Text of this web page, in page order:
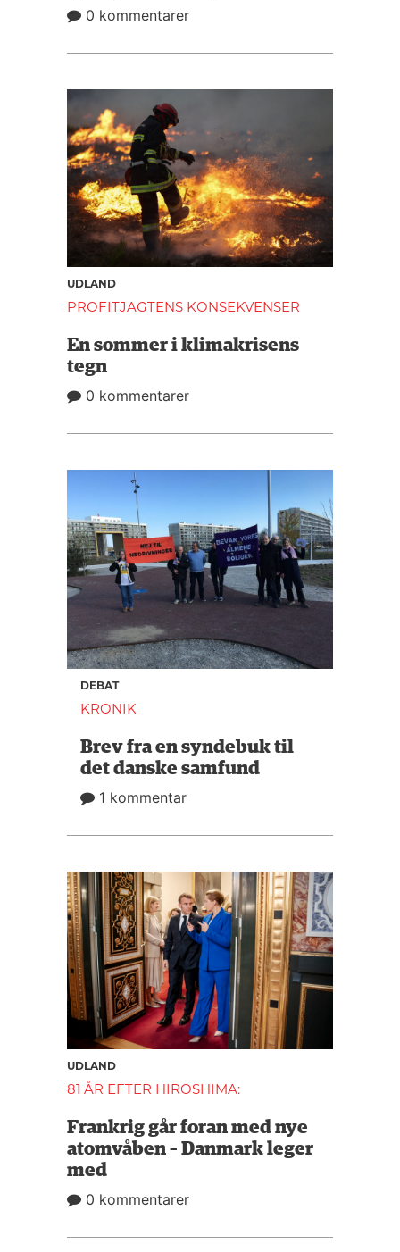
0 kommentarer
UDLAND
PROFITJAGTENS KONSEKVENSER
En sommer i klimakrisens
tegn
0 kommentarer
DEBAT
KRONIK
Brev fra en syndebuk til
det danske samfund
1 kommentar
UDLAND
81 ÅR EFTER HIROSHIMA:
Frankrig går foran med nye
atomvåben – Danmark leger
med
0 kommentarer